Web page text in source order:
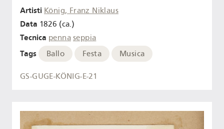
Artisti König, Franz Niklaus
Data 1826 (ca.)
Tecnica penna seppia
Tags Ballo Festa Musica
GS-GUGE-KÖNIG-E-21